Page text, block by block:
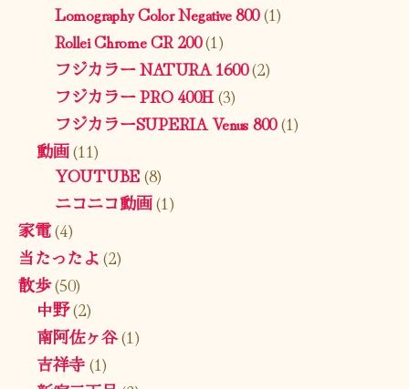
Lomography Color Negative 800(1)
Rollei Chrome CR 200(1)
フジカラー NATURA 1600(2)
フジカラー PRO 400H(3)
フジカラーSUPERIA Venus 800(1)
動画(11)
YOUTUBE(8)
ニコニコ動画(1)
家電(4)
当たったよ(2)
散歩(50)
中野(2)
南阿佐ヶ谷(1)
吉祥寺(1)